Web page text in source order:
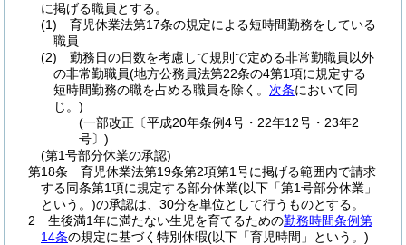
に掲げる職員とする。
(1)
育児休業法第17条の規定による短時間勤務をしている
職員
(2)
勤務日の日数を考慮して規則で定める非常勤職員以外
の非常勤職員(地方公務員法第22条の4第1項に規定する
短時間勤務の職を占める職員を除く。 次条において同
じ。)
(一部改正〔平成20年条例4号・22年12号・23年2
号〕)
(第1号部分休業の承認)
第18条
育児休業法第19条第2項第1号に掲げる範囲内で請求
する同条第1項に規定する部分休業(以下「第1号部分休業」
という。)の承認は、30分を単位として行うものとする。
2
生後満1年に満たない生児を育てるための勤務時間条例第
14条の規定に基づく特別休暇(以下「育児時間」という。)